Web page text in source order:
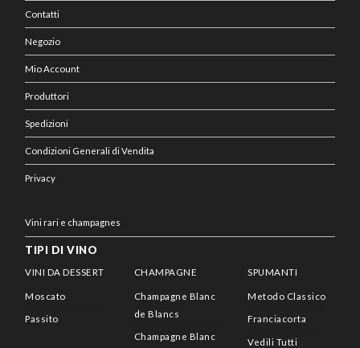
Contatti
Negozio
Mio Account
Produttori
Spedizioni
Condizioni Generali di Vendita
Privacy
Vini rari e champagnes
TIPI DI VINO
VINI DA DESSERT
Moscato
Passito
CHAMPAGNE
Champagne Blanc
de Blancs
Champagne Blanc
SPUMANTI
Metodo Classico
Franciacorta
Vedili Tutti